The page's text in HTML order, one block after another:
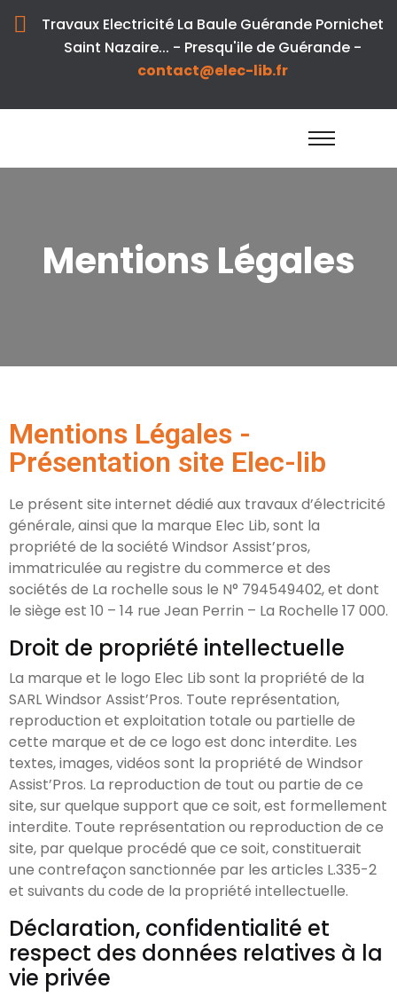
Travaux Electricité La Baule Guérande Pornichet
Saint Nazaire... - Presqu'ile de Guérande -
contact@elec-lib.fr
Mentions Légales
Mentions Légales -
Présentation site Elec-lib
Le présent site internet dédié aux travaux d’électricité
générale, ainsi que la marque Elec Lib, sont la
propriété de la société Windsor Assist’pros,
immatriculée au registre du commerce et des
sociétés de La rochelle sous le N° 794549402, et dont
le siège est 10 – 14 rue Jean Perrin – La Rochelle 17 000.
Droit de propriété intellectuelle
La marque et le logo Elec Lib sont la propriété de la
SARL Windsor Assist’Pros. Toute représentation,
reproduction et exploitation totale ou partielle de
cette marque et de ce logo est donc interdite. Les
textes, images, vidéos sont la propriété de Windsor
Assist’Pros. La reproduction de tout ou partie de ce
site, sur quelque support que ce soit, est formellement
interdite. Toute représentation ou reproduction de ce
site, par quelque procédé que ce soit, constituerait
une contrefaçon sanctionnée par les articles L.335-2
et suivants du code de la propriété intellectuelle.
Déclaration, confidentialité et
respect des données relatives à la
vie privée